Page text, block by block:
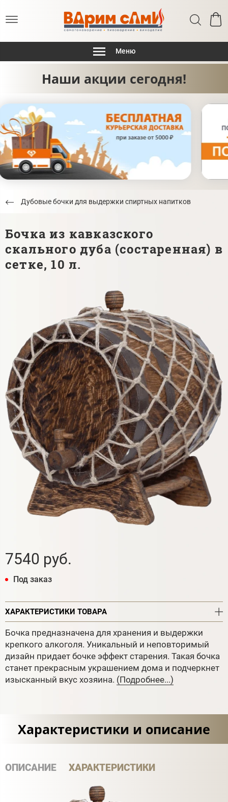
Меню
Наши акции сегодня!
Дубовые бочки для выдержки спиртных напитков
Бочка из кавказского
скального дуба (состаренная) в
сетке, 10 л.
7540 руб.
Под заказ
ХАРАКТЕРИСТИКИ ТОВАРА
Бочка предназначена для хранения и выдержки
крепкого алкоголя. Уникальный и неповторимый
дизайн придает бочке эффект старения. Такая бочка
станет прекрасным украшением дома и подчеркнет
изысканный вкус хозяина. (Подробнее...)
Характеристики и описание
ОПИСАНИЕ ХАРАКТЕРИСТИКИ